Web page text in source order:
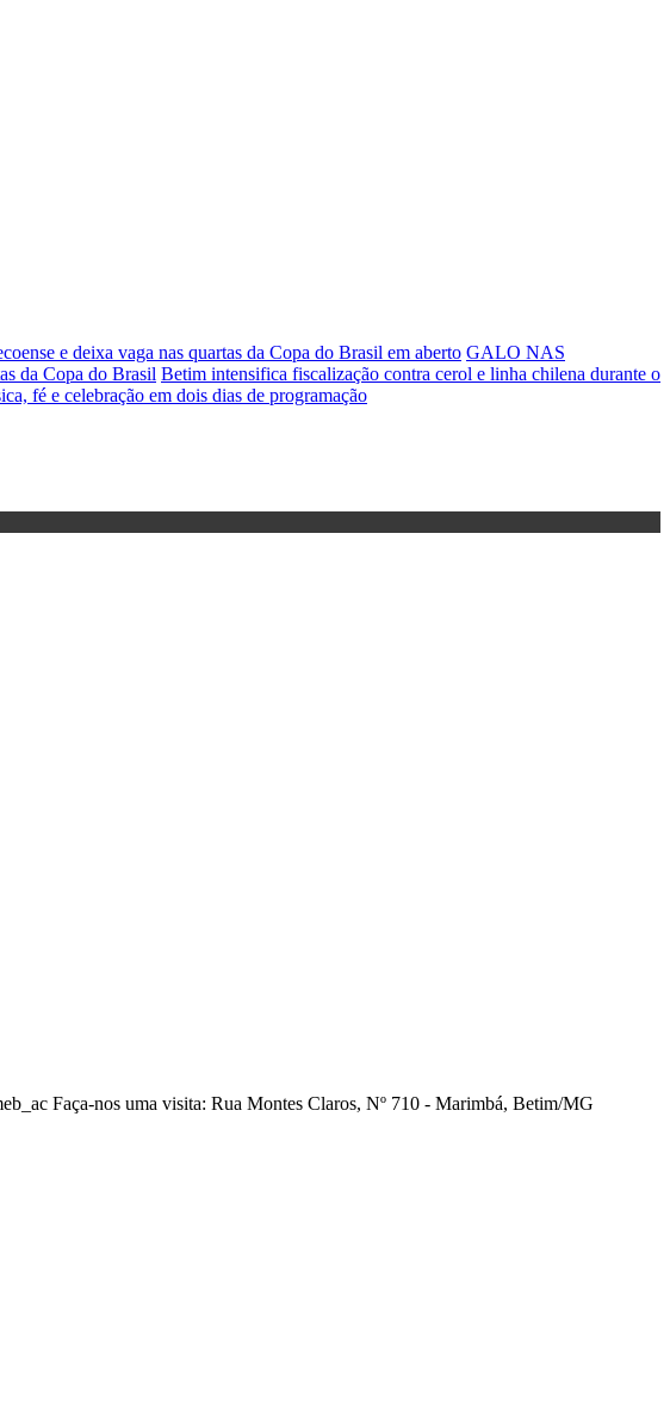
e deixa vaga nas quartas da Copa do Brasil em aberto GALO NAS
da Copa do Brasil Betim intensifica fiscalização contra cerol e linha chilena durante o
fé e celebração em dois dias de programação
Faça-nos uma visita: Rua Montes Claros, Nº 710 - Marimbá, Betim/MG